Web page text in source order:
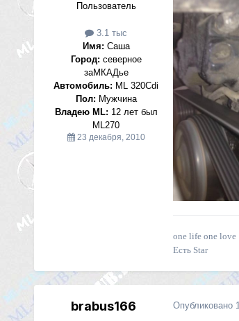
Пользователь
3.1 тыс
Имя: Саша
Город: северное
заМКАДье
Автомобиль: ML 320Cdi
Пол: Мужчина
Владею ML: 12 лет был
ML270
23 декабря, 2010
one life one love
Есть Star
brabus166 Опубликовано